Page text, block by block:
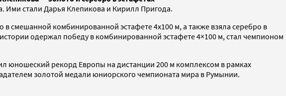
Ими стали Дарья Клепикова и Кирилл Пригода.
смешанной комбинированной эстафете 4х100 м, а также взяла серебро в
одержал победу в комбинированной эстафете 4×100 м, стал чемпионом
юношеский рекорд Европы на дистанции 200 м комплексом в рамках
золотой медали юниорского чемпионата мира в Румынии.